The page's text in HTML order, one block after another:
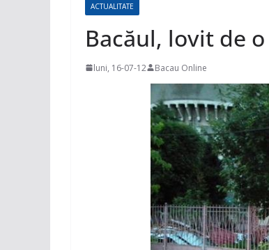
ACTUALITATE
Bacăul, lovit de
luni, 16-07-12 Bacau Online